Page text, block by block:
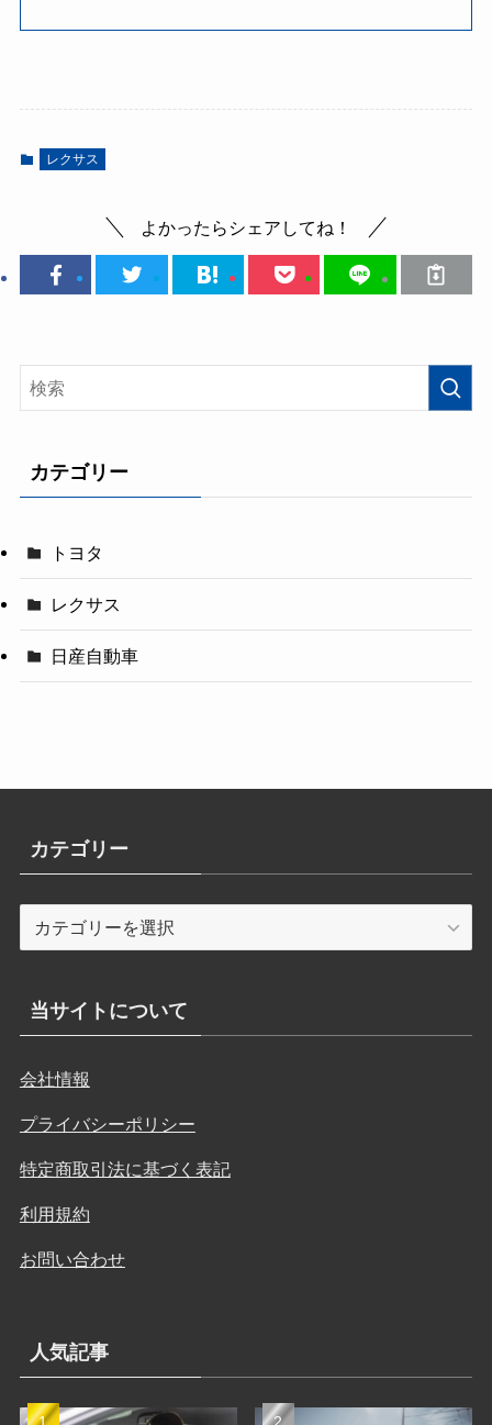
レクサス
よかったらシェアしてね！
カテゴリー
トヨタ
レクサス
日産自動車
カテゴリー
テ
リ
当サイトについて
会社情報
プライバシーポリシー
特定商取引法に基づく表記
利用規約
お問い合わせ
人気記事